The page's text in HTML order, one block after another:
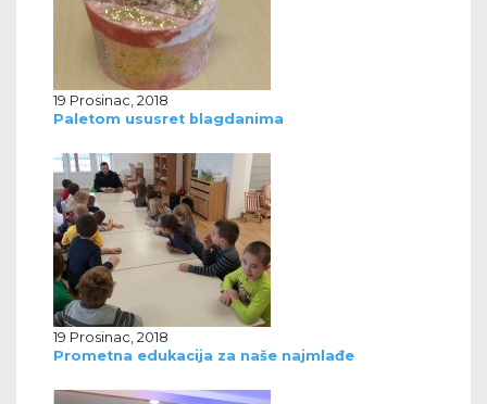
19 Prosinac, 2018
Paletom ususret blagdanima
19 Prosinac, 2018
Prometna edukacija za naše najmlađe